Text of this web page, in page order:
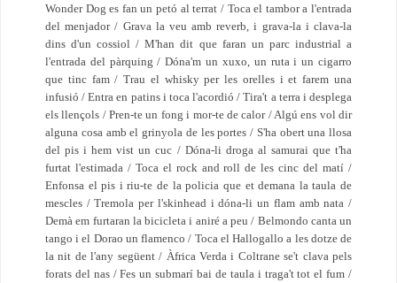
Wonder Dog es fan un petó al terrat / Toca el tambor a l'entrada
del menjador / Grava la veu amb reverb, i grava-la i clava-la
dins d'un cossiol / M'han dit que faran un parc industrial a
l'entrada del pàrquing / Dóna'm un xuxo, un ruta i un cigarro
que tinc fam / Trau el whisky per les orelles i et farem una
infusió / Entra en patins i toca l'acordió / Tira't a terra i desplega
els llençols / Pren-te un fong i mor-te de calor / Algú ens vol dir
alguna cosa amb el grinyola de les portes / S'ha obert una llosa
del pis i hem vist un cuc / Dóna-li droga al samurai que t'ha
furtat l'estimada / Toca el rock and roll de les cinc del matí /
Enfonsa el pis i riu-te de la policia que et demana la taula de
mescles / Tremola per l'skinhead i dóna-li un flam amb nata /
Demà em furtaran la bicicleta i aniré a peu / Belmondo canta un
tango i el Dorao un flamenco / Toca el Hallogallo a les dotze de
la nit de l'any següent / Àfrica Verda i Coltrane se't clava pels
forats del nas / Fes un submarí bai de taula i traga't tot el fum /